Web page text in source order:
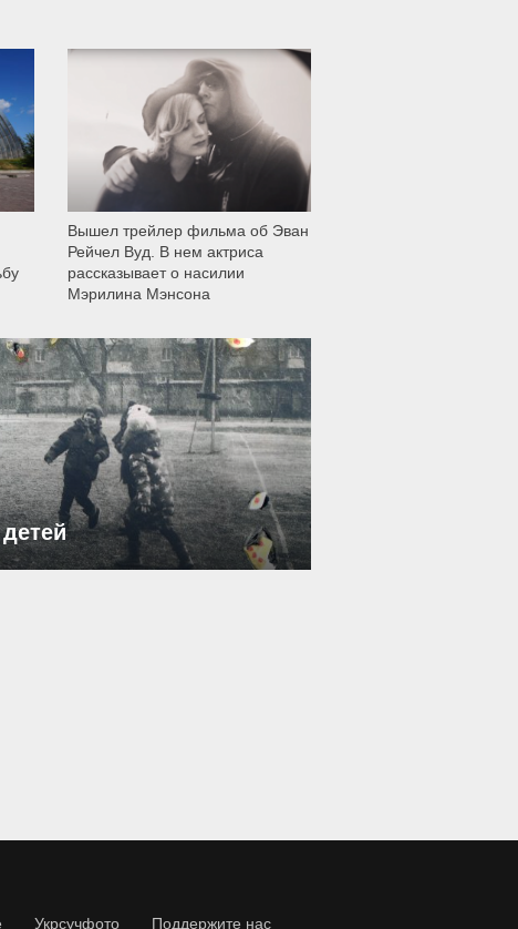
Вышел трейлер фильма об Эван
Рейчел Вуд. В нем актриса
рассказывает о насилии
Мэрилина Мэнсона
Укрсучфото Поддержите нас